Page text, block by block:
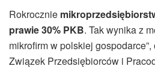
Rokrocznie
prawie 30% PKB. Tak wynika z
mikrofirm w polskiej
Związek Przedsiębiorców i